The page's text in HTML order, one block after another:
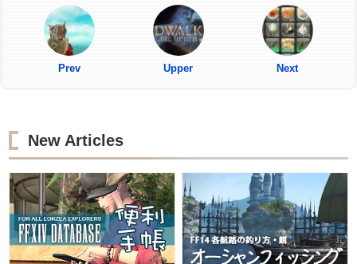
Prev Upper Next
New Articles